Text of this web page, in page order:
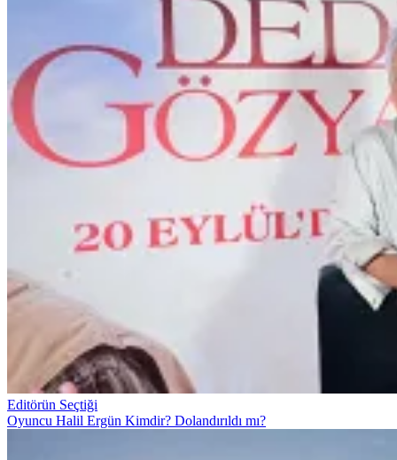
Editörün Seçtiği
Oyuncu Halil Ergün Kimdir? Dolandırıldı mı?